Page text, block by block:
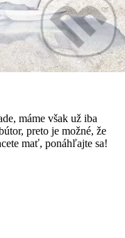
máme však už iba
preto je možné, že
mať, ponáhľajte sa!